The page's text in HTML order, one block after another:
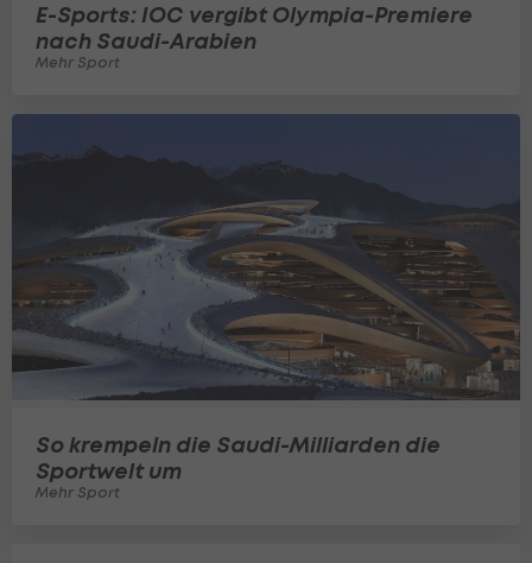
E-Sports: IOC vergibt Olympia-Premiere
nach Saudi-Arabien
Mehr Sport
So krempeln die Saudi-Milliarden die
Sportwelt um
Mehr Sport